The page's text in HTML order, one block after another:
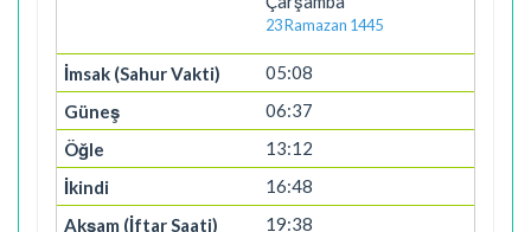
23 Ramazan 1445
05:08
06:37
13:12
16:48
19:38